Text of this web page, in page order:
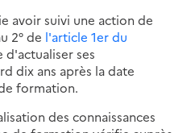
avoir suivi une action de
2° de l'article 1er du
d'actualiser ses
dix ans après la date
formation.
des connaissances